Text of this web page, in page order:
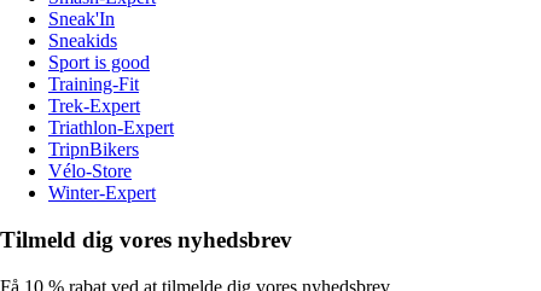
Sneak'In
Sneakids
Sport is good
Training-Fit
Trek-Expert
Triathlon-Expert
TripnBikers
Vélo-Store
Winter-Expert
Tilmeld dig vores nyhedsbrev
Få 10 % rabat ved at tilmelde dig vores nyhedsbrev